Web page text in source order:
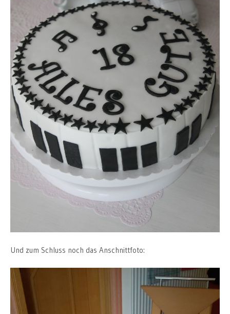
Und zum Schluss noch das Anschnittfoto: